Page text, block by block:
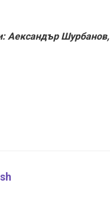
Аександър